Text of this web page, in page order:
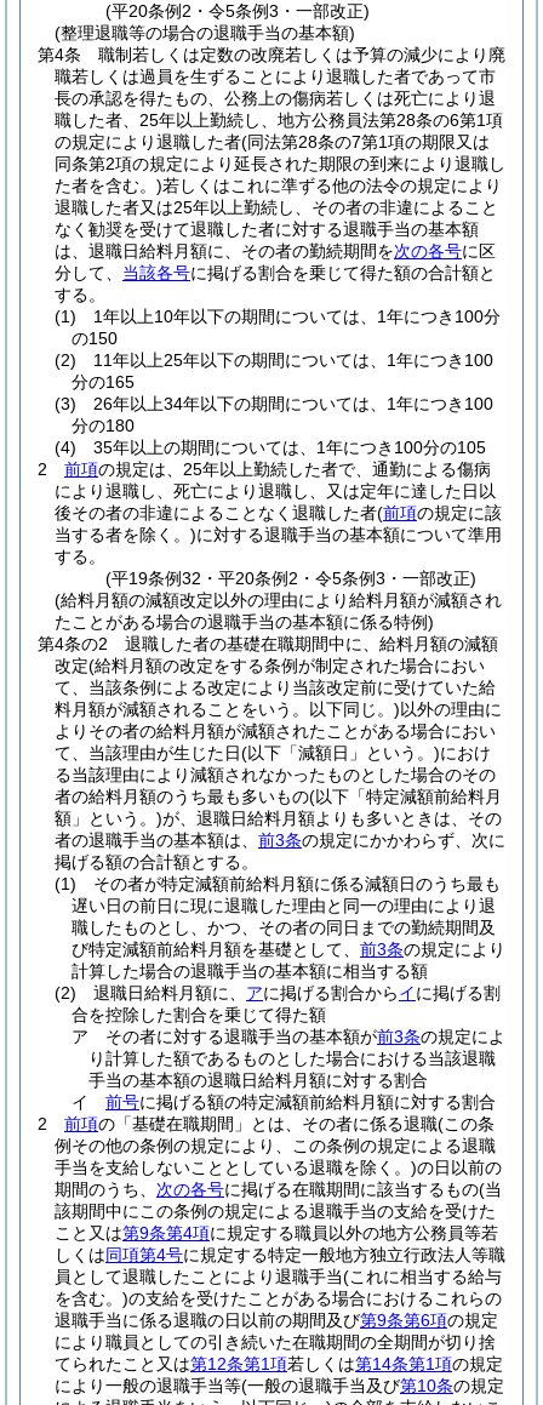
(平20条例2・令5条例3・一部改正)
(整理退職等の場合の退職手当の基本額)
第4条
職制若しくは定数の改廃若しくは予算の減少により廃
職若しくは過員を生ずることにより退職した者であって市
長の承認を得たもの、公務上の傷病若しくは死亡により退
職した者、25年以上勤続し、地方公務員法第28条の6第1項
の規定により退職した者(同法第28条の7第1項の期限又は
同条第2項の規定により延長された期限の到来により退職し
た者を含む。)若しくはこれに準ずる他の法令の規定により
退職した者又は25年以上勤続し、その者の非違によること
なく勧奨を受けて退職した者に対する退職手当の基本額
は、退職日給料月額に、その者の勤続期間を次の各号に区
分して、 当該各号に掲げる割合を乗じて得た額の合計額と
する。
(1)
1年以上10年以下の期間については、1年につき100分
の150
(2)
11年以上25年以下の期間については、1年につき100
分の165
(3)
26年以上34年以下の期間については、1年につき100
分の180
(4)
35年以上の期間については、1年につき100分の105
2
前項の規定は、25年以上勤続した者で、通勤による傷病
により退職し、死亡により退職し、又は定年に達した日以
後その者の非違によることなく退職した者(前項の規定に該
当する者を除く。)に対する退職手当の基本額について準用
する。
(平19条例32・平20条例2・令5条例3・一部改正)
(給料月額の減額改定以外の理由により給料月額が減額され
たことがある場合の退職手当の基本額に係る特例)
第4条の2
退職した者の基礎在職期間中に、給料月額の減額
改定(給料月額の改定をする条例が制定された場合におい
て、当該条例による改定により当該改定前に受けていた給
料月額が減額されることをいう。以下同じ。)以外の理由に
よりその者の給料月額が減額されたことがある場合におい
て、当該理由が生じた日(以下「減額日」という。)におけ
る当該理由により減額されなかったものとした場合のその
者の給料月額のうち最も多いもの(以下「特定減額前給料月
額」という。)が、退職日給料月額よりも多いときは、その
者の退職手当の基本額は、 前3条の規定にかかわらず、次に
掲げる額の合計額とする。
(1)
その者が特定減額前給料月額に係る減額日のうち最も
遅い日の前日に現に退職した理由と同一の理由により退
職したものとし、かつ、その者の同日までの勤続期間及
び特定減額前給料月額を基礎として、 前3条の規定により
計算した場合の退職手当の基本額に相当する額
(2)
退職日給料月額に、 アに掲げる割合からイに掲げる割
合を控除した割合を乗じて得た額
ア
その者に対する退職手当の基本額が前3条の規定によ
り計算した額であるものとした場合における当該退職
手当の基本額の退職日給料月額に対する割合
イ
前号に掲げる額の特定減額前給料月額に対する割合
2
前項の「基礎在職期間」とは、その者に係る退職(この条
例その他の条例の規定により、この条例の規定による退職
手当を支給しないこととしている退職を除く。)の日以前の
期間のうち、 次の各号に掲げる在職期間に該当するもの(当
該期間中にこの条例の規定による退職手当の支給を受けた
こと又は第9条第4項に規定する職員以外の地方公務員等若
しくは同項第4号に規定する特定一般地方独立行政法人等職
員として退職したことにより退職手当(これに相当する給与
を含む。)の支給を受けたことがある場合におけるこれらの
退職手当に係る退職の日以前の期間及び第9条第6項の規定
により職員としての引き続いた在職期間の全期間が切り捨
てられたこと又は第12条第1項若しくは第14条第1項の規定
により一般の退職手当等(一般の退職手当及び第10条の規定